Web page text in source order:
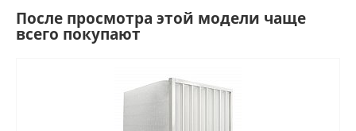
После просмотра этой модели чаще
всего покупают